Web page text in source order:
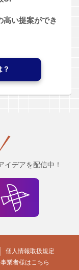
高い提案ができ
デアを配信中！
個人情報取扱規定
業者様はこちら